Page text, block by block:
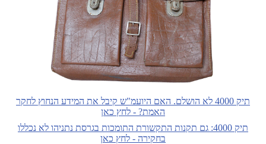
תיק 4000 לא הושלם. האם היועמ"ש קיבל את המידע הנחוץ לחקר
האמת? - לחץ כאן
תיק 4000: גם תקנות התקשורת התומכות בגרסת נתניהו לא נכללו
בחקירה - לחץ כאן